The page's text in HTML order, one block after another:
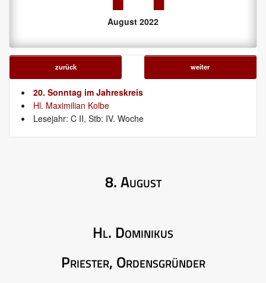
August 2022
zurück weiter
20. Sonntag im Jahreskreis
Hl. Maximilian Kolbe
Lesejahr: C II, Stb: IV. Woche
8. August
Hl. Dominikus
Priester, Ordensgründer